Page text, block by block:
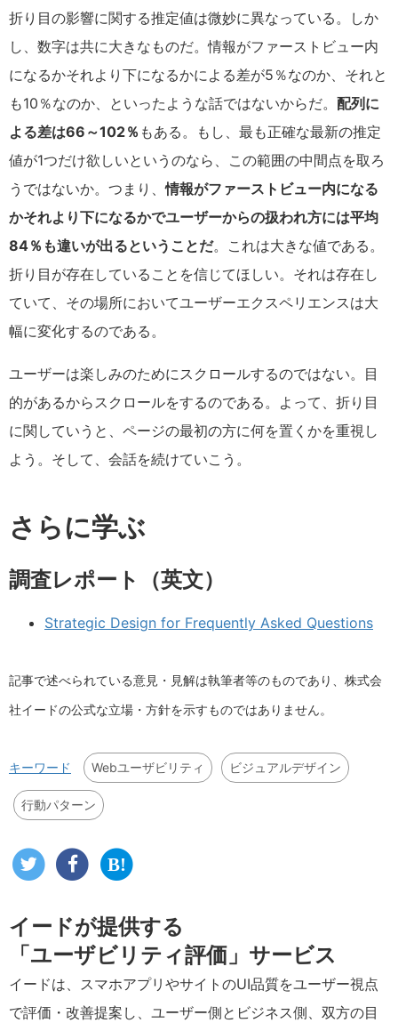
折り目の影響に関する推定値は微妙に異なっている。しか
し、数字は共に大きなものだ。情報がファーストビュー内
になるかそれより下になるかによる差が5％なのか、それと
も10％なのか、といったような話ではないからだ。 配列に
よる差は66～102％ もある。もし、最も正確な最新の推定
値が1つだけ欲しいというのなら、この範囲の中間点を取ろ
うではないか。つまり、情報がファーストビュー内になる
かそれより下になるかでユーザーからの扱われ方には平均
84％も違いが出るということだ。これは大きな値である。
折り目が存在していることを信じてほしい。それは存在し
ていて、その場所においてユーザーエクスペリエンスは大
幅に変化するのである。
ユーザーは楽しみのためにスクロールするのではない。目
的があるからスクロールをするのである。よって、折り目
に関していうと、ページの最初の方に何を置くかを重視し
よう。そして、会話を続けていこう。
さらに学ぶ
調査レポート（英文）
Strategic Design for Frequently Asked Questions
記事で述べられている意見・見解は執筆者等のものであり、株式会
社イードの公式な立場・方針を示すものではありません。
キーワード Webユーザビリティ ビジュアルデザイン
行動パターン
イードが提供する
「ユーザビリティ評価」サービス
イードは、スマホアプリやサイトのUI品質をユーザー視点
で評価・改善提案し、ユーザー側とビジネス側、双方の目